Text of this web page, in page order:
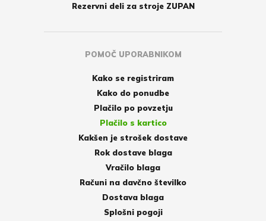
Rezervni deli za stroje ZUPAN
POMOČ UPORABNIKOM
Kako se registriram
Kako do ponudbe
Plačilo po povzetju
Plačilo s kartico
Kakšen je strošek dostave
Rok dostave blaga
Vračilo blaga
Računi na davčno številko
Dostava blaga
Splošni pogoji